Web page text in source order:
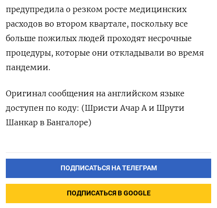
предупредила о резком росте медицинских
расходов во втором квартале, поскольку все
больше пожилых людей проходят несрочные
процедуры, которые они откладывали во время
пандемии.
Оригинал сообщения на английском языке
доступен по коду: (Шристи Ачар А и Шрути
Шанкар в Бангалоре)
ПОДПИСАТЬСЯ НА ТЕЛЕГРАМ
ПОДПИСАТЬСЯ В GOOGLE